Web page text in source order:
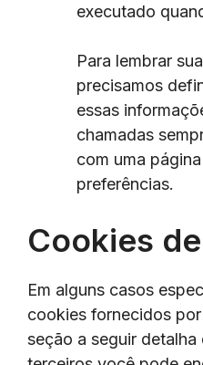
executado
Para lembrar
precisamos
essas
chamadas
com uma
preferências.
Cookies
Em alguns casos
cookies fornecidos
seção a seguir